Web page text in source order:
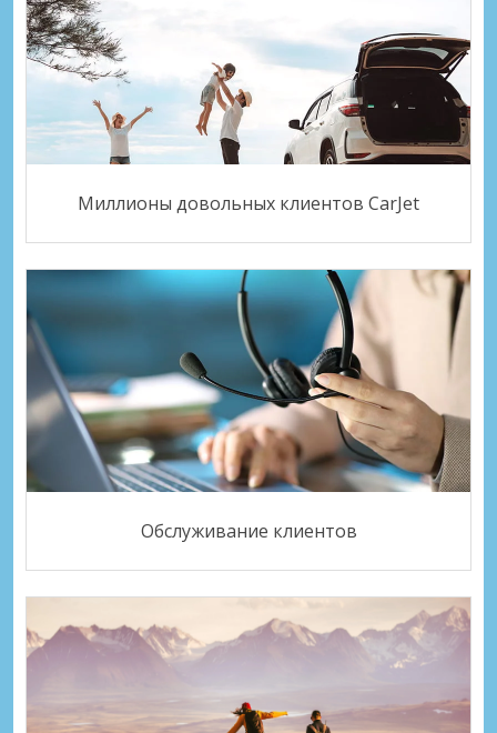
Миллионы довольных клиентов CarJet
Обслуживание клиентов